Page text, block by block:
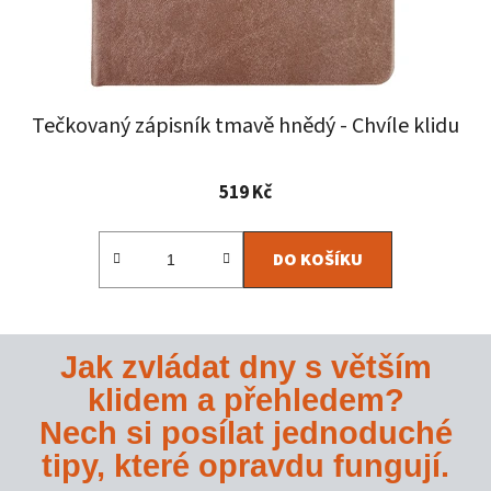
Tečkovaný zápisník tmavě hnědý - Chvíle klidu
hodnocení
produktu
5,0
5
hvězdiček.
519 Kč
DO KOŠÍKU
Jak zvládat dny s větším
klidem a přehledem?
Nech si posílat jednoduché
tipy, které opravdu fungují.